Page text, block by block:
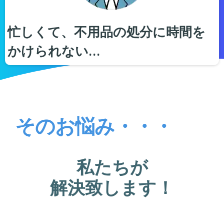
忙しくて、不用品の処分に時間を
かけられない…
そのお悩み・・・
私たちが
解決致します！